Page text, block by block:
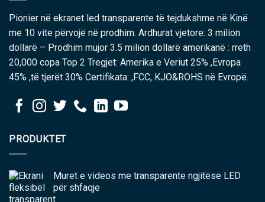
Pionier në ekranet led transparente të tejdukshme në Kinë
me 10 vite përvojë në prodhim. Ardhurat vjetore: 3 milion
dollarë – Prodhim mujor 3.5 milion dollarë amerikanë : rreth
20,000 copa Top 2 Tregjet: Amerika e Veriut 25% ,Evropa
45% ,të tjerët 30% Certifikata: ,FCC, KJO&ROHS në Evropë.
PRODUKTET
Muret e videos me transparente ngjitëse LED
për shfaqje